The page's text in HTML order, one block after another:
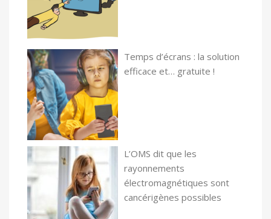
Temps d’écrans : la solution
efficace et… gratuite !
L’OMS dit que les
rayonnements
électromagnétiques sont
cancérigènes possibles